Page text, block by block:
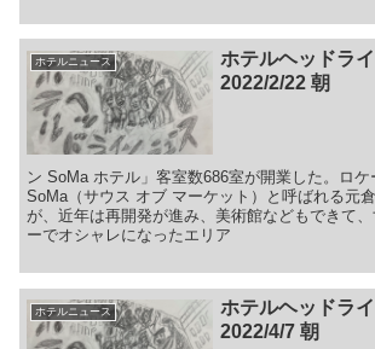
ホテルニュース
ホテルヘッドラ
2022/2/22 朝
ン SoMa ホテル」客室数686室が開業した。ロケ
SoMa（サウス オブ マーケット）と呼ばれる元
が、近年は再開発が進み、美術館などもできて
ーでオシャレになったエリア
ホテルニュース
ホテルヘッドラ
2022/4/7 朝